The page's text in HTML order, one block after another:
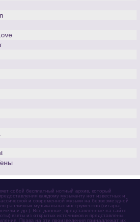
собой бесплатный нотный архив, который
каждому музыканту нот известных и
и современной музыки на безвозмездной
различных музыкальных инструментов (гитары,
и др.). Все данные, представленные на сайте
взяты из открытых источников и представлены
Права на эти произведения принадлежат их